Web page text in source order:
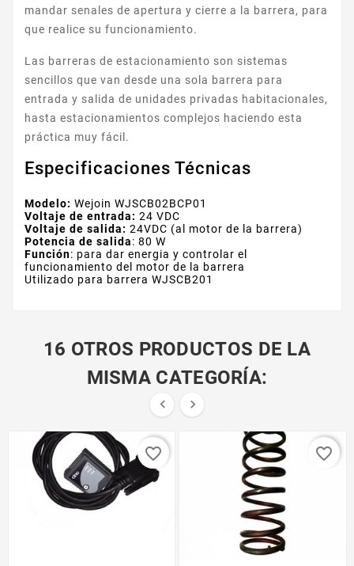
mandar senales de apertura y cierre a la barrera, para
que realice su funcionamiento.
Las barreras de estacionamiento son sistemas
sencillos que van desde una sola barrera para
entrada y salida de unidades privadas habitacionales,
hasta estacionamientos complejos haciendo esta
práctica muy fácil.
Especificaciones Técnicas
Modelo: Wejoin WJSCB02BCP01
Voltaje de entrada: 24 VDC
Voltaje de salida: 24VDC (al motor de la barrera)
Potencia de salida: 80 W
Función: para dar energia y controlar el
funcionamiento del motor de la barrera
Utilizado para barrera WJSCB201
16 OTROS PRODUCTOS DE LA
MISMA CATEGORÍA:
 
favorite_border favorite_border